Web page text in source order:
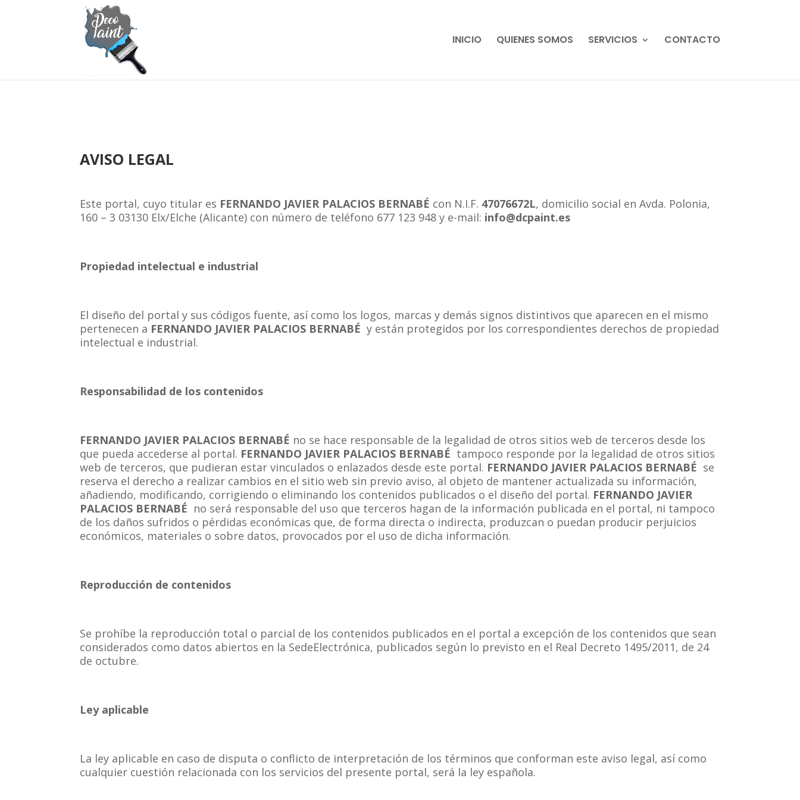
INICIO QUIENES SOMOS SERVICIOS CONTACTO
AVISO LEGAL
Este portal, cuyo titular es FERNANDO JAVIER PALACIOS BERNABÉ con N.I.F. 47076672L, domicilio social en Avda. Polonia,
160 – 3 03130 Elx/Elche (Alicante) con número de teléfono 677 123 948 y e-mail: info@dcpaint.es
Propiedad intelectual e industrial
El diseño del portal y sus códigos fuente, así como los logos, marcas y demás signos distintivos que aparecen en el mismo
pertenecen a FERNANDO JAVIER PALACIOS BERNABÉ y están protegidos por los correspondientes derechos de propiedad
intelectual e industrial.
Responsabilidad de los contenidos
FERNANDO JAVIER PALACIOS BERNABÉ no se hace responsable de la legalidad de otros sitios web de terceros desde los
que pueda accederse al portal. FERNANDO JAVIER PALACIOS BERNABÉ tampoco responde por la legalidad de otros sitios
web de terceros, que pudieran estar vinculados o enlazados desde este portal. FERNANDO JAVIER PALACIOS BERNABÉ se
reserva el derecho a realizar cambios en el sitio web sin previo aviso, al objeto de mantener actualizada su información,
añadiendo, modificando, corrigiendo o eliminando los contenidos publicados o el diseño del portal. FERNANDO JAVIER
PALACIOS BERNABÉ no será responsable del uso que terceros hagan de la información publicada en el portal, ni tampoco
de los daños sufridos o pérdidas económicas que, de forma directa o indirecta, produzcan o puedan producir perjuicios
económicos, materiales o sobre datos, provocados por el uso de dicha información.
Reproducción de contenidos
Se prohíbe la reproducción total o parcial de los contenidos publicados en el portal a excepción de los contenidos que sean
considerados como datos abiertos en la SedeElectrónica, publicados según lo previsto en el Real Decreto 1495/2011, de 24
de octubre.
Ley aplicable
La ley aplicable en caso de disputa o conflicto de interpretación de los términos que conforman este aviso legal, así como
cualquier cuestión relacionada con los servicios del presente portal, será la ley española.